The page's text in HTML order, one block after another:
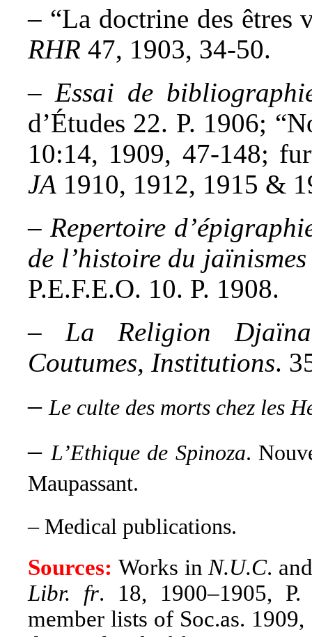
– “La doctrine des êtres
RHR 47, 1903, 34-50.
–Essai de
d’Études 22. P. 1906;
10:14, 1909, 47-148;
JA 1910, 1912, 1915 &
– Repertoire
de l’histoire du
P.E.F.E.O. 10. P. 1908.
– La Religion
Coutumes, Institutions.
–Le culte des morts chez les
–L’Ethique de Spinoza.
Maupassant.
– Medical publications.
Sources: Works in N.U.C.
Libr. fr. 18, 1900–1905,
member lists of Soc.as.